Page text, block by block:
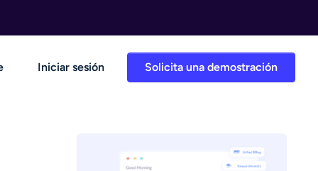
Solicita una demostración
Iniciar sesión